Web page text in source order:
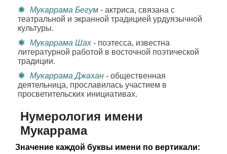
Мукаррама Бегум - актриса, связана с
театральной и экранной традицией урдуязычной
культуры.
Мукаррама Шах- поэтесса, известна
литературной работой в восточной поэтической
традиции.
Мукаррама Джахан - общественная
деятельница, прославилась участием в
просветительских инициативах.
Нумерология имени
Мукаррама
Значение каждой буквы имени по вертикали: